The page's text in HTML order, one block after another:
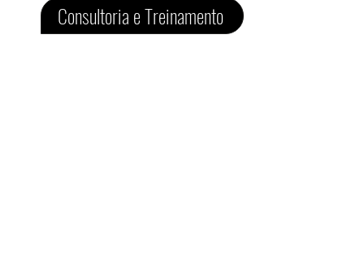
Consultoria e Treinamento